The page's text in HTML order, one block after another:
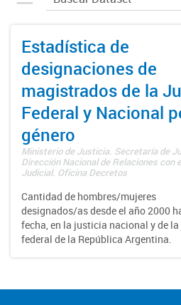
Estadística de
designaciones de
magistrados de la
Federal y Nacional
género
Ministerio de Justicia. Secretaría de
Dirección Nacional de Relaciones con
Judicial. Oficina Decretos
Cantidad de hombres/mujeres
designados/as desde el año 2000
fecha, en la justicia nacional y de
federal de la República Argentina.